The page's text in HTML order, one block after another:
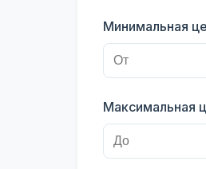
Минимальная
Максимальная